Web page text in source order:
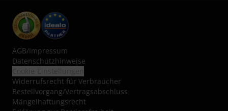
AGB/Impressum
Datenschutzhinweise
Widerrufsrecht für Verbraucher
Bestellvorgang/Vertragsabschluss
Mängelhaftungsrecht